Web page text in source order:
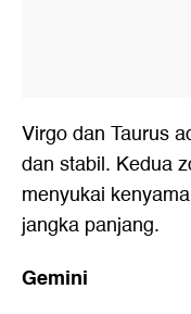
Virgo dan Taurus
dan stabil. Kedua
menyukai
jangka panjang.
Gemini